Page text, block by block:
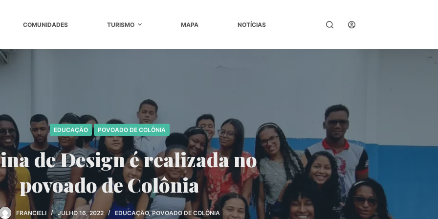
COMUNIDADES TURISMO MAPA NOTÍCIAS
EDUCAÇÃO POVOADO DE COLÔNIA
de Design é realizada no
povoado de Colônia
FRANCIELI JULHO 16, 2022 EDUCAÇÃO,POVOADO DE COLÔNIA